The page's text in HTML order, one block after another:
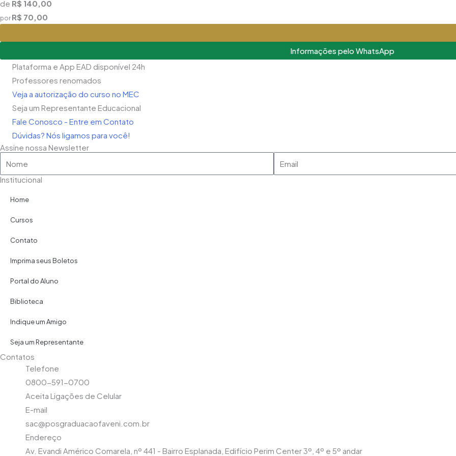
de R$ 140,00
por R$ 70,00
Informações pelo WhatsApp
Plataforma e App EAD disponível 24h
Professores renomados
Veja a autorização do curso no MEC
Seja um Representante Educacional
Fale Conosco - Entre em Contato
Dúvidas? Nós ligamos para você!
Assine nossa Newsletter
Institucional
Home
Cursos
Contato
Imprima seus Boletos
Portal do Aluno
Biblioteca
Indique um Amigo
Seja um Representante
Contatos
Telefone
0800-591-0700
Aceita Ligações de Celular
E-mail
sac@posgraduacaofaveni.com.br
Endereço
Av. Evandi Américo Comarela, nº 441 - Bairro Esplanada, Edifício Perim Center 3º, 4º e 5º andar